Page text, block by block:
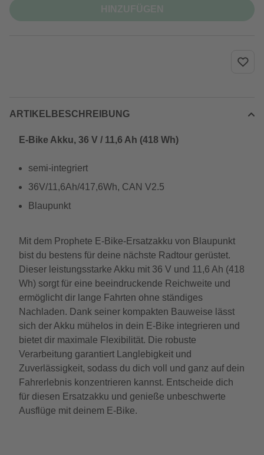
ARTIKELBESCHREIBUNG
E-Bike Akku, 36 V / 11,6 Ah (418 Wh)
semi-integriert
36V/11,6Ah/417,6Wh, CAN V2.5
Blaupunkt
Mit dem Prophete E-Bike-Ersatzakku von Blaupunkt
bist du bestens für deine nächste Radtour gerüstet.
Dieser leistungsstarke Akku mit 36 V und 11,6 Ah (418
Wh) sorgt für eine beeindruckende Reichweite und
ermöglicht dir lange Fahrten ohne ständiges
Nachladen. Dank seiner kompakten Bauweise lässt
sich der Akku mühelos in dein E-Bike integrieren und
bietet dir maximale Flexibilität. Die robuste
Verarbeitung garantiert Langlebigkeit und
Zuverlässigkeit, sodass du dich voll und ganz auf dein
Fahrerlebnis konzentrieren kannst. Entscheide dich
für diesen Ersatzakku und genieße unbeschwerte
Ausflüge mit deinem E-Bike.